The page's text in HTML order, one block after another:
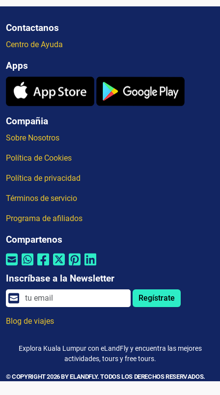
Contactanos
Centro de Ayuda
Apps
Compañia
Sobre Nosotros
Política de Cookies
Política de privacidad
Términos de servicio
Programa de afiliados
Compartenos
Inscríbase a la Newsletter
Regístrate
Blog de viajes
Explora Kuala Lumpur con eLandFly y encuentra las mejores
actividades, tours y free tours.
© COPYRIGHT 2026 BY ELANDFLY. TODOS LOS DERECHOS RESERVADOS.